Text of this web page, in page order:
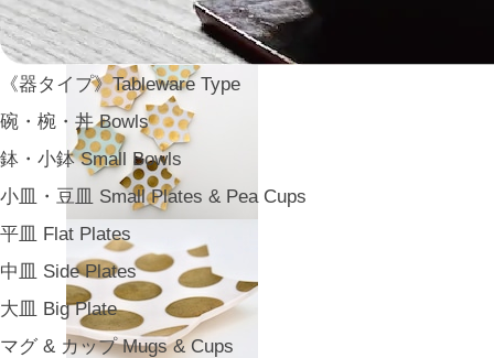
《器タイプ》Tableware Type
碗・椀・丼 Bowls
鉢・小鉢 Small Bowls
小皿・豆皿 Small Plates & Pea Cups
平皿 Flat Plates
中皿 Side Plates
大皿 Big Plate
マグ & カップ Mugs & Cups